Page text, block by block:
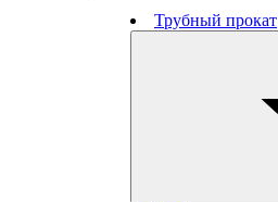
Трубный прокат